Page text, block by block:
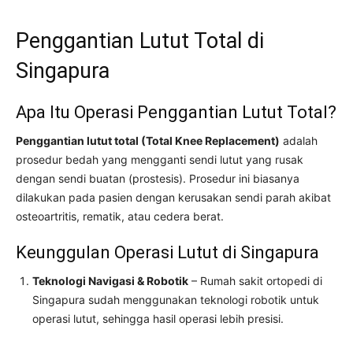
Penggantian Lutut Total di
Singapura
Apa Itu Operasi Penggantian Lutut Total?
Penggantian lutut total (Total Knee Replacement) adalah
prosedur bedah yang mengganti sendi lutut yang rusak
dengan sendi buatan (prostesis). Prosedur ini biasanya
dilakukan pada pasien dengan kerusakan sendi parah akibat
osteoartritis, rematik, atau cedera berat.
Keunggulan Operasi Lutut di Singapura
Teknologi Navigasi & Robotik – Rumah sakit ortopedi di
Singapura sudah menggunakan teknologi robotik untuk
operasi lutut, sehingga hasil operasi lebih presisi.